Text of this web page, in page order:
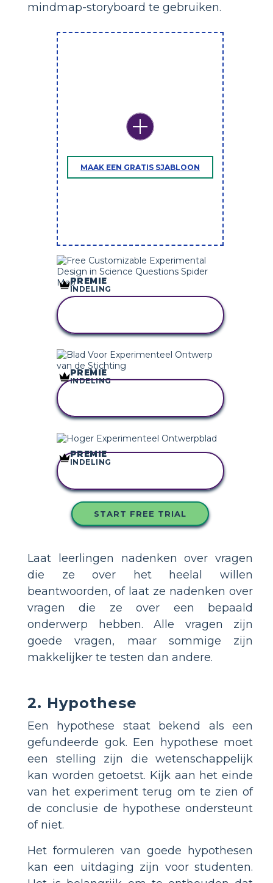
mindmap-storyboard te gebruiken.
MAAK EEN GRATIS SJABLOON
PREMIE
INDELING
PREMIE
INDELING
KOPIEER DIT
PREMIE
INDELING
START FREE TRIAL
Laat leerlingen nadenken over vragen
die ze over het heelal willen
beantwoorden, of laat ze nadenken over
vragen die ze over een bepaald
onderwerp hebben. Alle vragen zijn
goede vragen, maar sommige zijn
makkelijker te testen dan andere.
2. Hypothese
Een hypothese staat bekend als een
gefundeerde gok. Een hypothese moet
een stelling zijn die wetenschappelijk
kan worden getoetst. Kijk aan het einde
van het experiment terug om te zien of
de conclusie de hypothese ondersteunt
of niet.
Het formuleren van goede hypothesen
kan een uitdaging zijn voor studenten.